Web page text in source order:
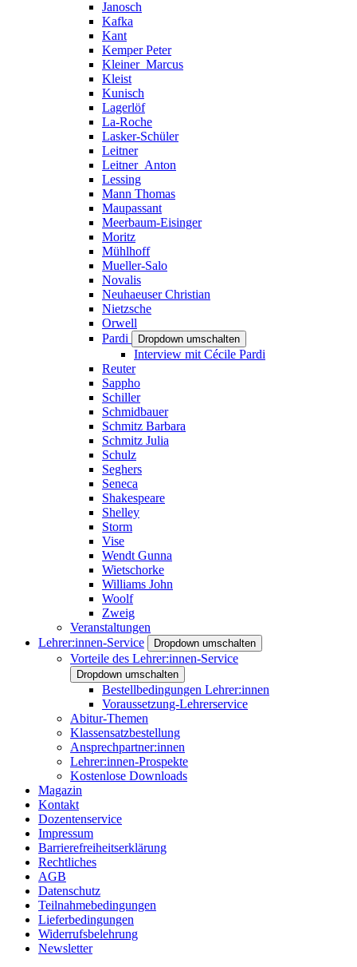
Janosch
Kafka
Kant
Kemper Peter
Kleiner_Marcus
Kleist
Kunisch
Lagerlöf
La-Roche
Lasker-Schüler
Leitner
Leitner_Anton
Lessing
Mann Thomas
Maupassant
Meerbaum-Eisinger
Moritz
Mühlhoff
Mueller-Salo
Novalis
Neuhaeuser Christian
Nietzsche
Orwell
Pardi
Dropdown umschalten
Interview mit Cécile Pardi
Reuter
Sappho
Schiller
Schmidbauer
Schmitz Barbara
Schmitz Julia
Schulz
Seghers
Seneca
Shakespeare
Shelley
Storm
Vise
Wendt Gunna
Wietschorke
Williams John
Woolf
Zweig
Veranstaltungen
Lehrer:innen-Service
Dropdown umschalten
Vorteile des Lehrer:innen-Service
Dropdown umschalten
Bestellbedingungen Lehrer:innen
Voraussetzung-Lehrerservice
Abitur-Themen
Klassensatzbestellung
Ansprechpartner:innen
Lehrer:innen-Prospekte
Kostenlose Downloads
Magazin
Kontakt
Dozentenservice
Impressum
Barrierefreiheitserklärung
Rechtliches
AGB
Datenschutz
Teilnahmebedingungen
Lieferbedingungen
Widerrufsbelehrung
Newsletter